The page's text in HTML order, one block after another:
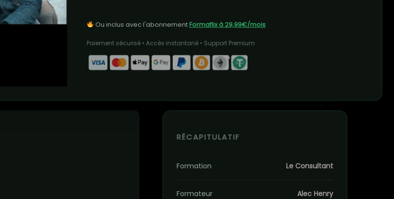
Ou inclus avec l'abonnementFormaflix à 29,99€/mois
Paiement sécurisé • Accès instantané • Support Premium
RÉCAPITULATIF
Formation Le Consultant
Formateur Alec Henry